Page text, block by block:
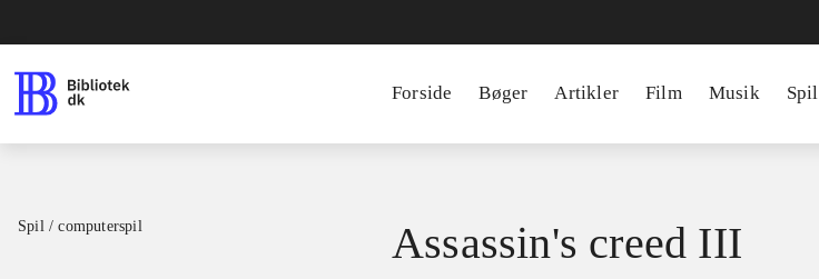
Forside Bøger Artikler Film Musik Spil
Spil / computerspil Assassin's creed III